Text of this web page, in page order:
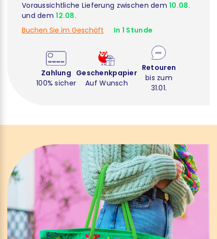
Voraussichtliche Lieferung zwischen dem10.08.
und dem12.08.
Buchen Sie im Geschäft
In 1 Stunde
Zahlung
100% sicher
Geschenkpapier
Auf Wunsch
Retouren
bis zum
31.01.